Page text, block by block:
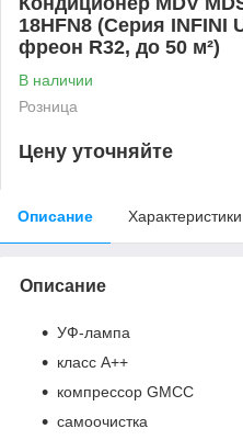
18HFN8 (Серия INFINI
фреон R32, до 50 м²)
В наличии
Розница
Цену уточняйте
Описание Характеристики
Описание
УФ-лампа
класс А++
компрессор GMCC
самоочистка